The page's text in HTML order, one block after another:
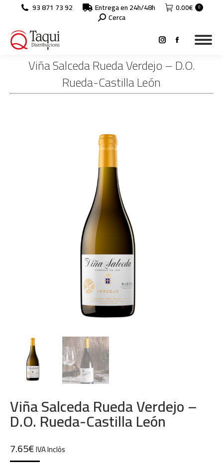
93 871 73 92 Entrega en 24h/48h 0.00€ 0
Search:
Cerca
Instagram
page
opens
new
Facebook
page
opens
new
Viña Salceda Rueda Verdejo – D.O.
Rueda-Castilla León
You are here:
Viña Salceda Rueda Verdejo –
D.O. Rueda-Castilla León
7.65€IVA Inclòs